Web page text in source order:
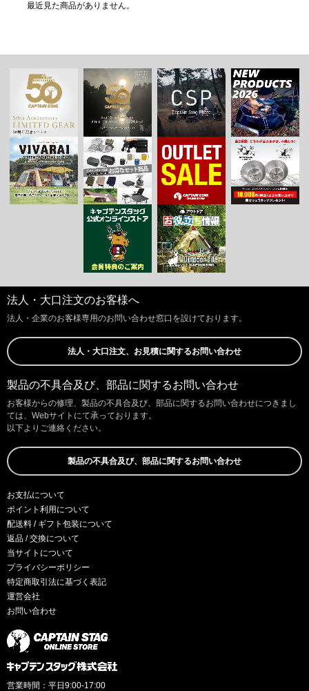
最近見た商品がありません。
法人・大口注文のお客様へ
法人・企業のお客様専用のお問い合わせ窓口を設けております。
法人・大口注文、お見積に関するお問い合わせ
製品の不具合及び、部品に関するお問い合わせ
お客様からの修理、製品の不具合及び、部品に関するお問い合わせにつきまし
ては、Webサイトにて承っております。
以下よりご連絡ください。
製品の不具合及び、部品に関するお問い合わせ
お支払について
ポイント利用について
配送料 / ギフト包装について
返品 / 交換について
当サイトについて
プライバシーポリシー
特定商取引法に基づく表記
運営会社
お問い合わせ
営業時間：平日9:00-17:00